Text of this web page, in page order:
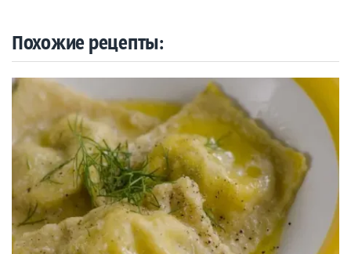
Похожие рецепты: